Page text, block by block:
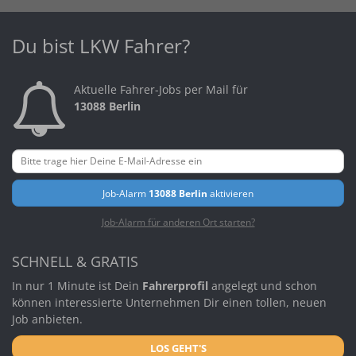
Du bist LKW Fahrer?
Aktuelle Fahrer-Jobs per Mail für
13088 Berlin
Job-Alarm 13088 Berlin aktivieren
Job-Alarm für anderen Ort starten?
SCHNELL & GRATIS
In nur 1 Minute ist Dein Fahrerprofil angelegt und schon
können interessierte Unternehmen Dir einen tollen, neuen
Job anbieten.
LOS GEHT'S